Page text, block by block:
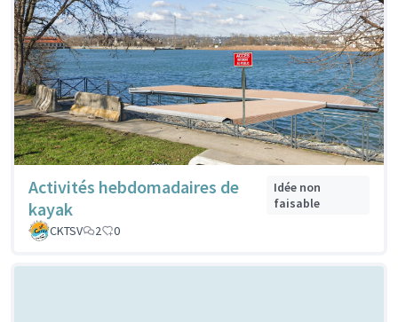
Activités hebdomadaires de
kayak
Idée non
faisable
CKTSV
2 0